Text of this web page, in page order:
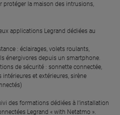
protéger la maison des intrusions,
applications Legrand dédiées au
: éclairages, volets roulants,
énergivores depuis un smartphone.
de sécurité : sonnette connectée,
et extérieures, sirène
des formations dédiées à l’installation
Legrand « with Netatmo ».